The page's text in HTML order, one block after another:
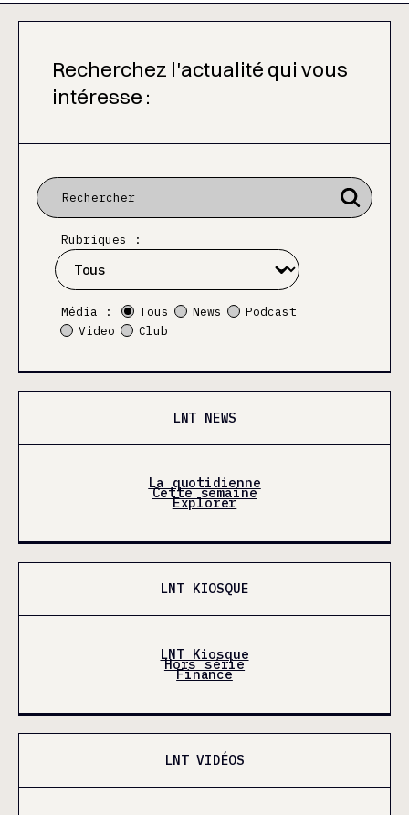
Recherchez l'actualité qui vous
intéresse :
Rubriques :
Média : Tous News
Podcast
Video
Club
LNT NEWS
La quotidienne
Cette semaine
Explorer
LNT KIOSQUE
LNT Kiosque
Hors série
Finance
LNT VIDÉOS